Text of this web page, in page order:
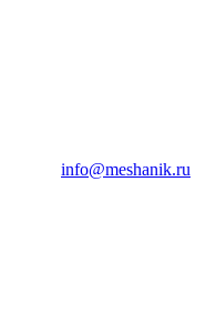
info@meshanik.ru